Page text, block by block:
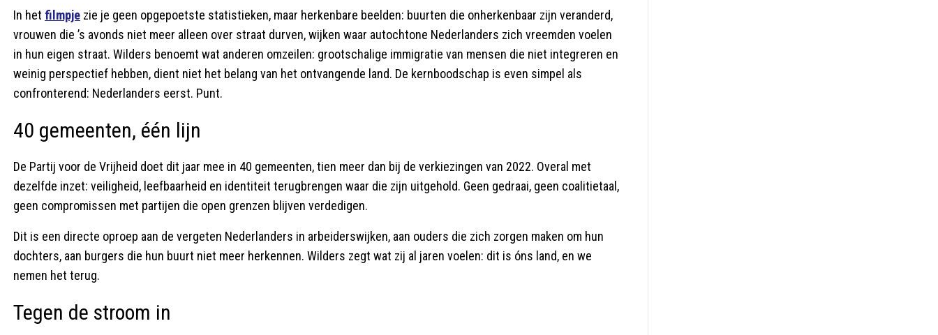
In het filmpje zie je geen opgepoetste statistieken, maar herkenbare beelden: buurten die onherkenbaar zijn veranderd,
vrouwen die ’s avonds niet meer alleen over straat durven, wijken waar autochtone Nederlanders zich vreemden voelen
in hun eigen straat. Wilders benoemt wat anderen omzeilen: grootschalige immigratie van mensen die niet integreren en
weinig perspectief hebben, dient niet het belang van het ontvangende land. De kernboodschap is even simpel als
confronterend: Nederlanders eerst. Punt.
40 gemeenten, één lijn
De Partij voor de Vrijheid doet dit jaar mee in 40 gemeenten, tien meer dan bij de verkiezingen van 2022. Overal met
dezelfde inzet: veiligheid, leefbaarheid en identiteit terugbrengen waar die zijn uitgehold. Geen gedraai, geen coalitietaal,
geen compromissen met partijen die open grenzen blijven verdedigen.
Dit is een directe oproep aan de vergeten Nederlanders in arbeiderswijken, aan ouders die zich zorgen maken om hun
dochters, aan burgers die hun buurt niet meer herkennen. Wilders zegt wat zij al jaren voelen: dit is óns land, en we
nemen het terug.
Tegen de stroom in